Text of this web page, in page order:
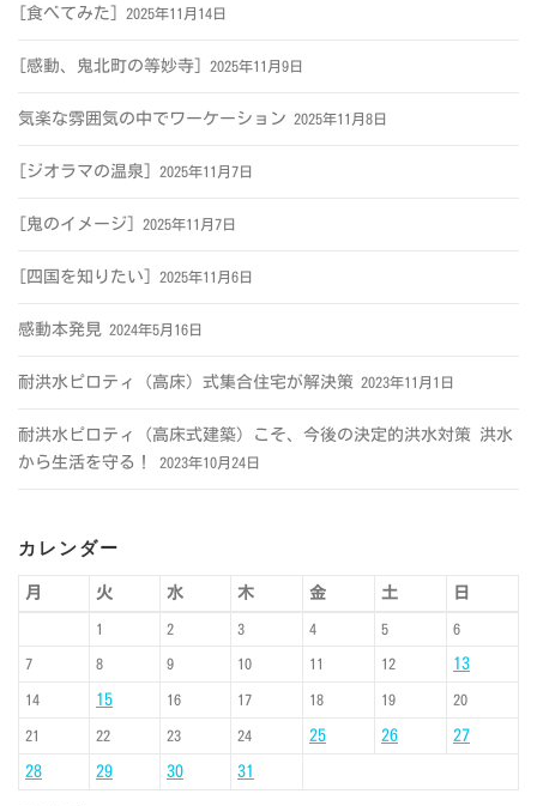
[食べてみた] 2025年11月14日
[感動、鬼北町の等妙寺] 2025年11月9日
気楽な雰囲気の中でワーケーション 2025年11月8日
[ジオラマの温泉] 2025年11月7日
[鬼のイメージ] 2025年11月7日
[四国を知りたい] 2025年11月6日
感動本発見 2024年5月16日
耐洪水ピロティ（高床）式集合住宅が解決策 2023年11月1日
耐洪水ピロティ（高床式建築）こそ、今後の決定的洪水対策 洪水
から生活を守る！
2023年10月24日
カレンダー
月 火 水 木 金 土 日
1 2 3 4 5 6
7 8 9 10 11 12 13
14 15 16 17 18 19 20
21 22 23 24 25 26 27
28 29 30 31